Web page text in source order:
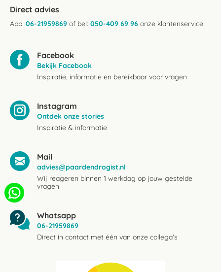
Direct advies
App: 06-21959869 of bel: 050-409 69 96 onze klantenservice
Facebook
Bekijk Facebook
Inspiratie, informatie en bereikbaar voor vragen
Instagram
Ontdek onze stories
Inspiratie & informatie
Mail
advies@paardendrogist.nl
Wij reageren binnen 1 werkdag op jouw gestelde
vragen
Whatsapp
06-21959869
Direct in contact met één van onze collega's